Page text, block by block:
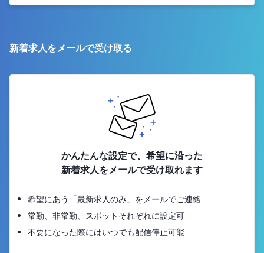
新着求人をメールで受け取る
かんたんな設定で、希望に沿った
新着求人をメールで受け取れます
希望にあう「最新求人のみ」をメールでご連絡
常勤、非常勤、スポットそれぞれに設定可
不要になった際にはいつでも配信停止可能